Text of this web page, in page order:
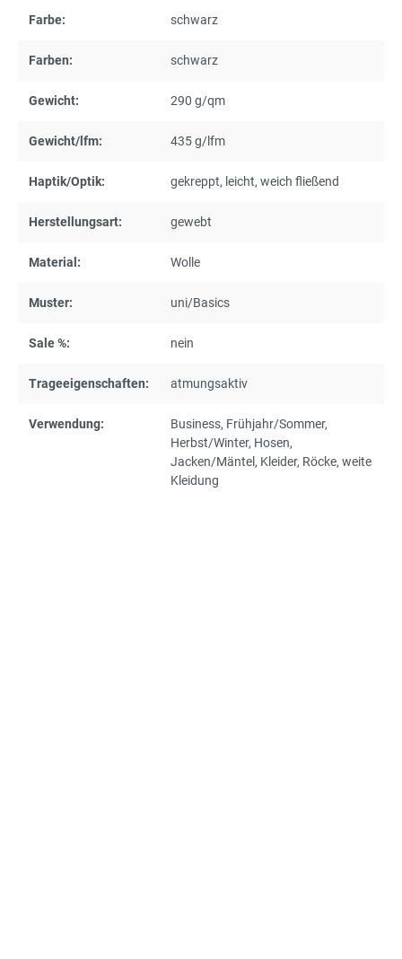
Farbe: schwarz
Farben: schwarz
Gewicht: 290 g/qm
Gewicht/lfm: 435 g/lfm
Haptik/Optik: gekreppt, leicht, weich fließend
Herstellungsart: gewebt
Material: Wolle
Muster: uni/Basics
Sale %: nein
Trageeigenschaften: atmungsaktiv
Verwendung: Business, Frühjahr/Sommer,
Herbst/Winter, Hosen,
Jacken/Mäntel, Kleider, Röcke, weite
Kleidung